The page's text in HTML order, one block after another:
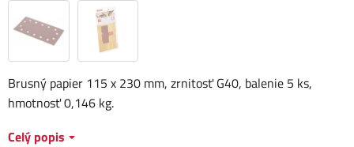
Brusný papier 115 x 230 mm, zrnitosť G40, balenie 5 ks,
hmotnosť 0,146 kg.
Celý popis